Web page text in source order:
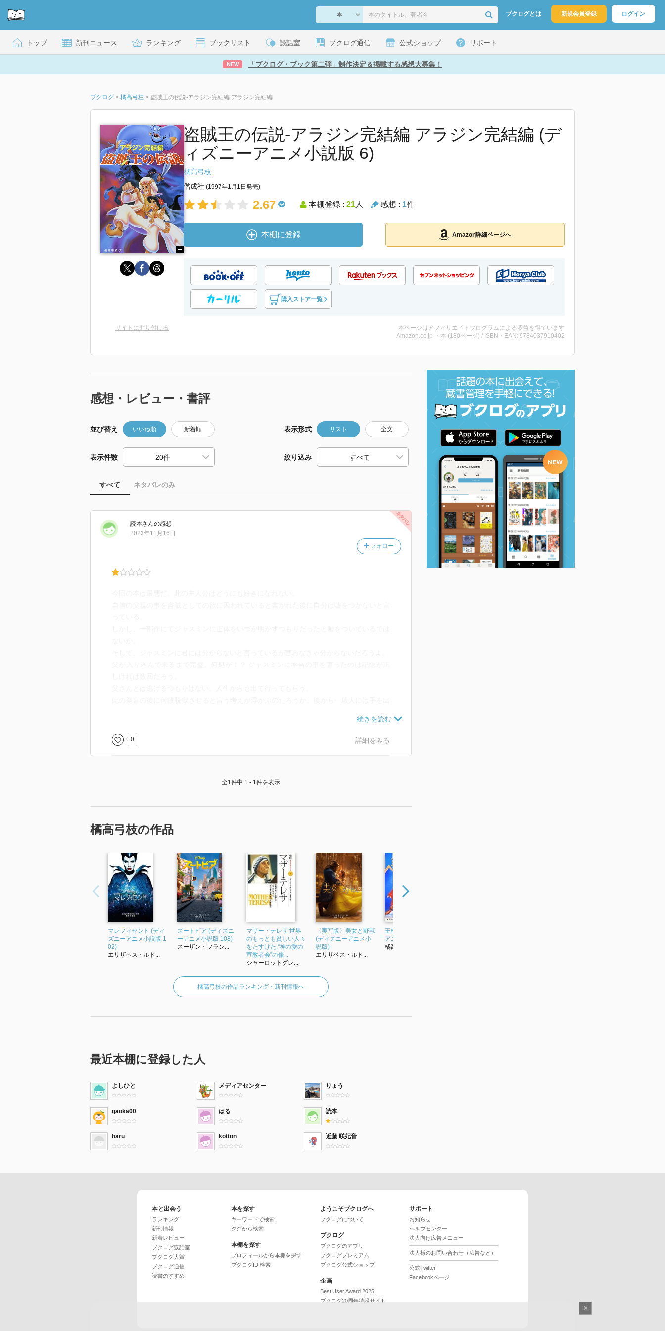
ブクログとは 新規会員登録 ログイン
トップ 新刊ニュース ランキング ブックリスト 談話室 ブクログ通信 公式ショップ サポート
NEW 「ブクログ・ブック第二弾」制作決定＆掲載する感想大募集！
ブクログ > 橘高弓枝 > 盗賊王の伝説-アラジン完結編 アラジン完結編
盗賊王の伝説-アラジン完結編 アラジン完結編 (デ
ィズニーアニメ小説版 6)
橘高弓枝
偕成社 (1997年1月1日発売)
2.67 本棚登録 : 21人 感想 : 1件
本棚に登録 Amazon詳細ページへ
購入ストア一覧
サイトに貼り付ける
本ページはアフィリエイトプログラムによる収益を得ています
Amazon.co.jp ・本 (180ページ) / ISBN・EAN: 9784037910402
感想・レビュー・書評
並び替え いいね順 新着順 表示形式 リスト 全文
表示件数 絞り込み
すべて ネタバレのみ
読本さんの感想
フォロー
2023年11月16日
逃がした後に逃がした罰を喜んで受け入れると書いてあった。
王の前で終身刑になった時にジャスミンとジーニー（突っぱねられたけど）に助けられて
御父さんを助けに行くか行かないか決める場面でも説得されるのが早すぎる。
最後に、ジャスミンの事について好意的に（心の中で）言ったのは最後の頁だけだった
アラジンが絶望しているのは宮殿から外を眺める身分だけだ。
い。
何処かで変わったのなら描写して欲しい。
紙面の都合など読者には関係ない。
0 詳細をみる
全1件中 1 - 1件を表示
橘高弓枝の作品
マレフィセント (ディ
ズニーアニメ小説版 1
02)
エリザベス・ルド...
ズートピア (ディズニ
ーアニメ小説版 108)
スーザン・フラン...
マザー・テレサ 世界
のもっとも貧しい人々
をたすけた,“神の愛の
宣教者会”の修...
シャーロットグレ...
〈実写版〉美女と野獣
(ディズニーアニメ小
説版)
エリザベス・ルド...
王様の剣 (ディズニー
アニメ小説版 20)
橘高弓枝
橘高弓枝の作品ランキング・新刊情報へ
最近本棚に登録した人
よしひと メディアセンター りょう
gaoka00 はる 読本
haru kotton 近藤 咲妃音
本と出会う
ランキング
新刊情報
新着レビュー
ブクログ談話室
ブクログ大賞
ブクログ通信
読書のすすめ
本を探す
キーワードで検索
タグから検索
本棚を探す
プロフィールから本棚を探す
ブクログID 検索
ようこそブクログへ
ブクログについて
ブクログ
ブクログのアプリ
ブクログプレミアム
ブクログ公式ショップ
企画
Best User Award 2025
ブクログ20周年特設サイト
サポート
お知らせ
ヘルプセンター
法人向け広告メニュー
法人様のお問い合わせ（広告など）
公式Twitter
Facebookページ
×